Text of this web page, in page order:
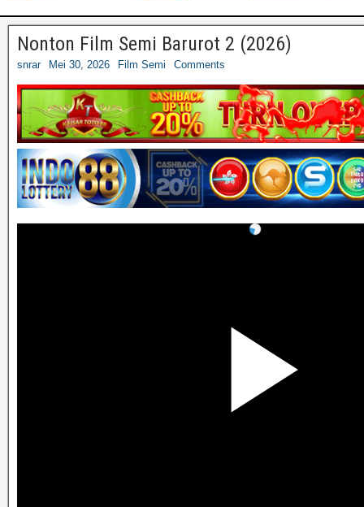
Nonton Film Semi Barurot 2 (2026)
snrar Mei 30, 2026 Film Semi Comments